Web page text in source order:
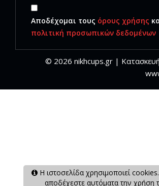
Αποδέχομαι τους όρους χρήσης
πολιτική προσωπικών δεδομένων
© 2026 nikhcups.gr |
Η ιστοσελίδα χρησιμοποιεί
αποδέχεστε αυτόματα την χρήση